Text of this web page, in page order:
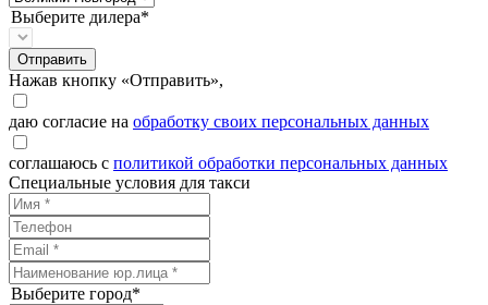
Выберите дилера*
Отправить
Нажав кнопку «Отправить»,
даю согласие на обработку своих персональных данных
соглашаюсь с политикой обработки персональных данных
Специальные условия для такси
Выберите город*